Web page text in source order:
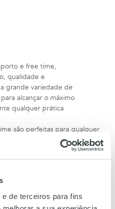
de terceiros para fins
e free time,
qualidade e
grande variedade de
alcançar o máximo
qualquer prática
são perfeitas para qualquer
na funcionalidade e
e num estilo de vida ativo,
e a melhorar para